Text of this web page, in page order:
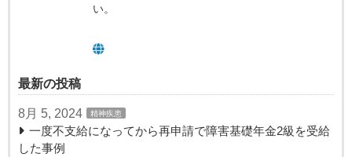
い。
最新の投稿
8月 5, 2024 精神疾患
一度不支給になってから再申請で障害基礎年金2級を受給
した事例